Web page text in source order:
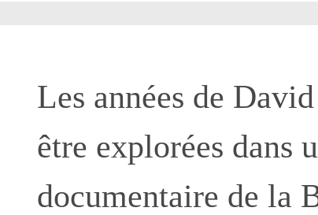
Les années de
être explorées dans
documentaire de la